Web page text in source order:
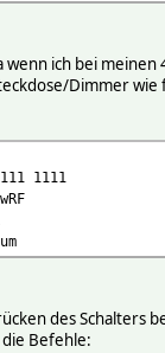
ich bei meinen
Dimmer
1111
des Schalters
Befehle: